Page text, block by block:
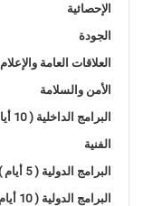
الإحصائية
الجودة
العلاقات العامة والإعلام
الأمن والسلامة
البرامج الداخلية ( 10 أيام )
الفنية
البرامج الدولية ( 5 أيام )
البرامج الدولية ( 10 أيام )